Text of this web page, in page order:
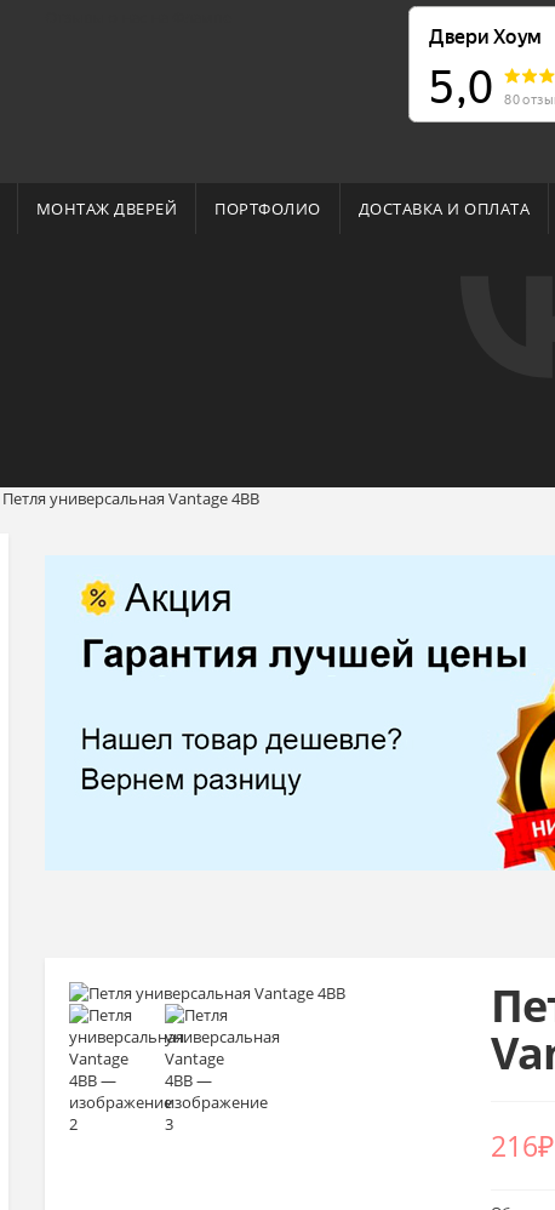
МОНТАЖ ДВЕРЕЙ ПОРТФОЛИО ДОСТАВКА И ОПЛАТА
Петля универсальная Vantage 4BB
216₽